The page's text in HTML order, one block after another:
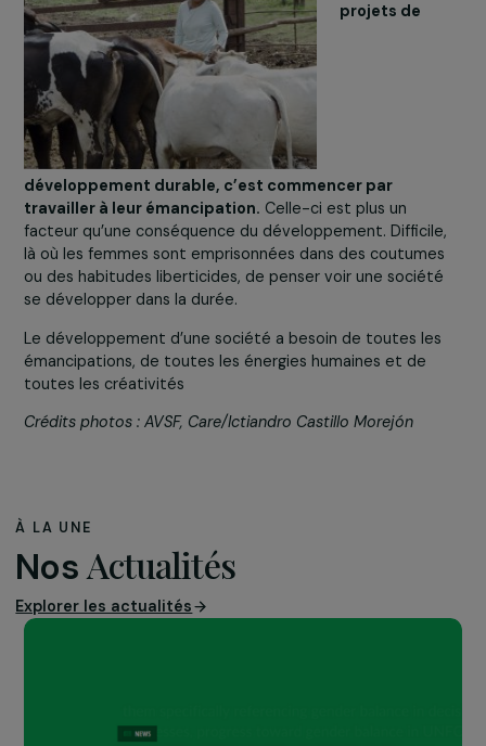
En tenant leur juste place dans la société, les femmes
pourront mettre en œuvre les solutions qu’elles
pour préserver l’environnement et gérer durablement
ressources naturelles.
EN QUOI CELA CONTRIBUERAIT-IL À
L’ÉMANCIPATION DES FEMMES ?
Mettre les
femmes au
cœur de
travailler à leur émancipation.
facteur qu’une conséquence du développement.
là où les femmes sont emprisonnées dans des
ou des habitudes liberticides, de penser voir une
se développer dans la durée.
toutes les créativités